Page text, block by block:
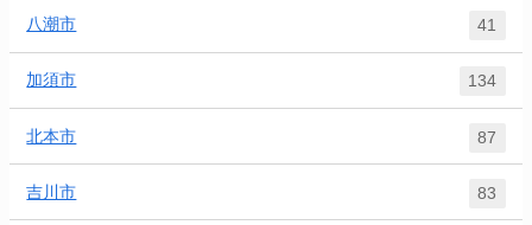
八潮市 41
加須市 134
北本市 87
吉川市 83